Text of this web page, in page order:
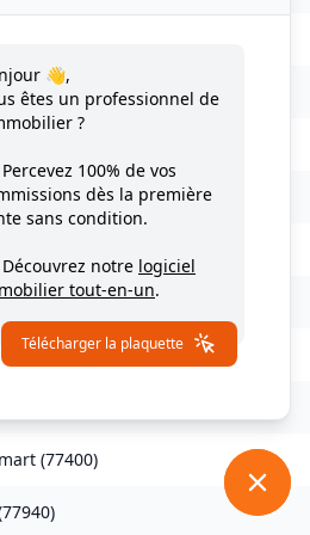
la-Ville(77380)
Sainte-Libiaire( 77450)
(77560)
sur-Ourcq(77840)
(77400)
77940)
👋,
êtes un professionnel de
?
100% de vos
dès la première
sans condition.
notre logiciel
tout-en-un.
Télécharger la plaquette